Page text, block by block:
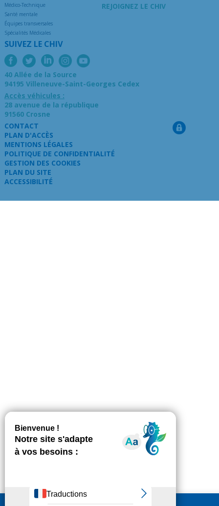
Médico-Technique
Santé mentale
Équipes transversales
Spécialités Médicales
REJOIGNEZ LE CHIV
SUIVEZ LE CHIV
40 Allée de la Source
94195 Villeneuve-Saint-Georges Cedex
Accès véhicules :
28 avenue de la république
91560 Crosne
CONTACT
PLAN D'ACCÈS
MENTIONS LÉGALES
POLITIQUE DE CONFIDENTIALITÉ
GESTION DES COOKIES
PLAN DU SITE
ACCESSIBILITÉ